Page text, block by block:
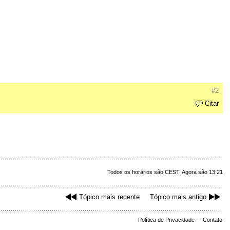
#2
Citar
Todos os horários são CEST. Agora são 13:21
Tópico mais recente Tópico mais antigo
Política de Privacidade - Contato